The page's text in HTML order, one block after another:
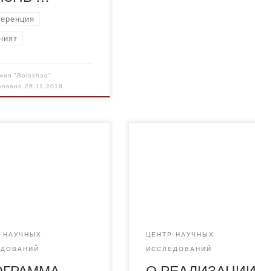
"Bolashaq"
26.11.2018
о начале Третьей
НАУЧНЫХ ЦЕНТР НАУЧНЫХ
ИССЛЕДОВАНИЙ